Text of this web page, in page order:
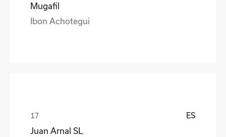
Mugafil
Ibon Achotegui
ES
Juan Arnal SL